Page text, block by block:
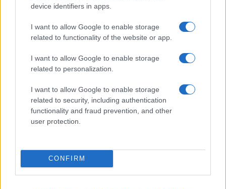
device identifiers in apps.
I want to allow Google to enable storage
related to functionality of the website or app.
I want to allow Google to enable storage
related to personalization.
I want to allow Google to enable storage
related to security, including authentication
functionality and fraud prevention, and other
user protection.
CONFIRM
Makeup timeless effetto diva: base luminosa step-by-
PIÙ LETTI
Sognare una bara è presagio di morte?
3
Senza Cri e il suo percorso di guarigione: dalle